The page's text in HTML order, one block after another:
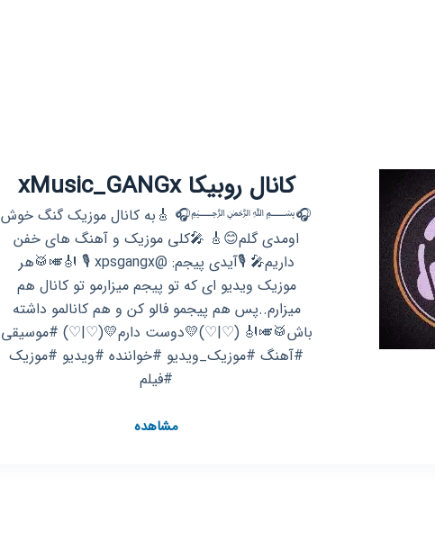
کانال روبیکا xMusic_GANGx
🎧﷽🎧 🎸به کانال موزیک گنگ خوش
اومدی گلم😊🎸 🎤کلی موزیک و آهنگ های خفن
داریم🎤 🎙آیدی پیجم: @xpsgangx 🎙 🎻🎺🥁هر
موزیک ویدیو ای که تو پیجم میزارمو تو کانال هم
میزارم..پس هم پیجمو فالو کن و هم کانالمو داشته
باش🥁🎺🎻 (♡|♡)💛دوست دارم💛(♡|♡) #موسیقی
#آهنگ #موزیک_ویدیو #خواننده #ویدیو #موزیک
#فیلم
مشاهدهکانال